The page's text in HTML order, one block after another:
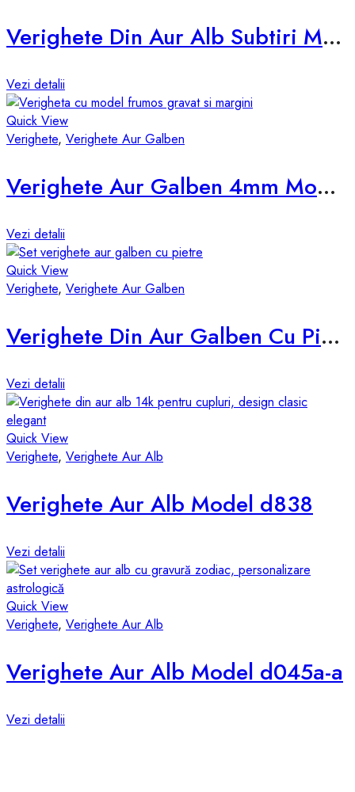
Verighete Din Aur Alb Subtiri Model D029AS
Vezi detalii
Quick View
Verighete, Verighete Aur Galben
Verighete Aur Galben 4mm Model d825
Vezi detalii
Quick View
Verighete, Verighete Aur Galben
Verighete Din Aur Galben Cu Pietre d856-g
Vezi detalii
Quick View
Verighete, Verighete Aur Alb
Verighete Aur Alb Model d838
Vezi detalii
Quick View
Verighete, Verighete Aur Alb
Verighete Aur Alb Model d045a-a
Vezi detalii